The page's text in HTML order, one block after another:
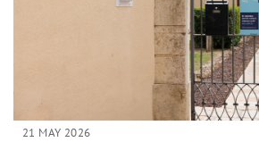
21 MAY 2026